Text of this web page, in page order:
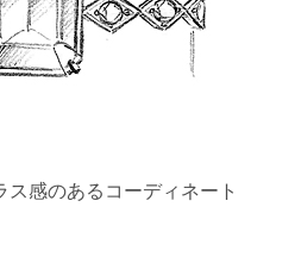
ス感のあるコーディネート